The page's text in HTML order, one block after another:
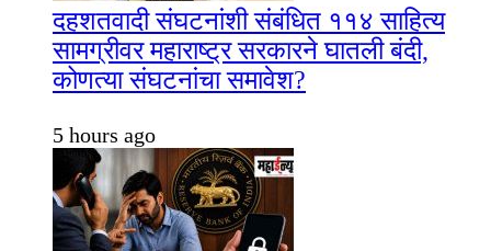
दहशतवादी संघटनांशी संबंधित ११४ साहित्य
सामग्रीवर महाराष्ट्र सरकारने घातली बंदी,
कोणत्या संघटनांचा समावेश?
5 hours ago